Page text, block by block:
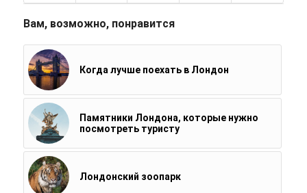
Вам, возможно, понравится
Когда лучше поехать в Лондон
Памятники Лондона, которые нужно
посмотреть туристу
Лондонский зоопарк